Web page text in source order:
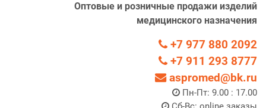
Оптовые и розничные продажи изделий
медицинского назначения
+7 977 880 2092
+7 911 293 8777
aspromed@bk.ru
Пн-Пт: 9.00 : 17.00